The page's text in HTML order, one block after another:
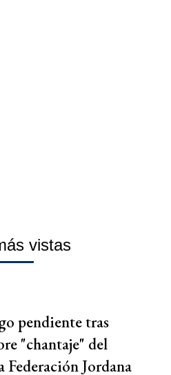
vistas
pendiente tras
"chantaje" del
Federación Jordana